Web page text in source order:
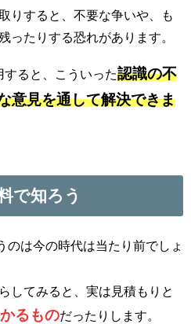
りすると、不要な争いや、も
ったりする恐れがあります。
すると、こういった認識の不
意見を通して解決できま
で知ろう
のは今の時代は当たり前でしょ
してみると、実は見積もりと
るものだったりします。